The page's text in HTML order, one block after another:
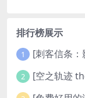
排行榜展示
1 [刺客信条
2